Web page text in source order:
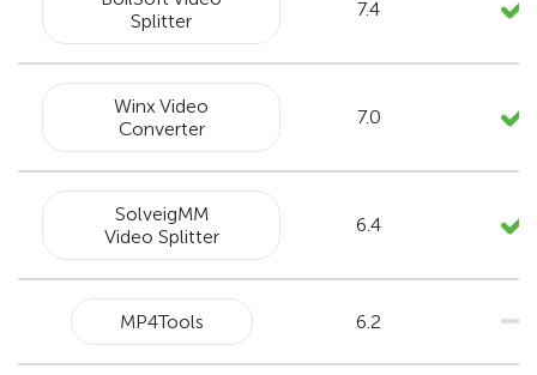
Splitter
7.4
Winx Video
Converter
7.0
SolveigMM
Video Splitter
6.4
MP4Tools 6.2